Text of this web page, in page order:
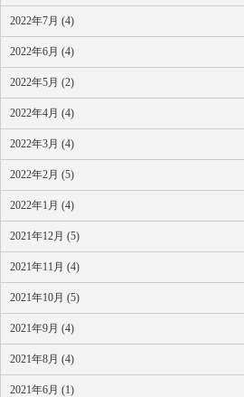
2022年7月 (4)
2022年6月 (4)
2022年5月 (2)
2022年4月 (4)
2022年3月 (4)
2022年2月 (5)
2022年1月 (4)
2021年12月 (5)
2021年11月 (4)
2021年10月 (5)
2021年9月 (4)
2021年8月 (4)
2021年6月 (1)